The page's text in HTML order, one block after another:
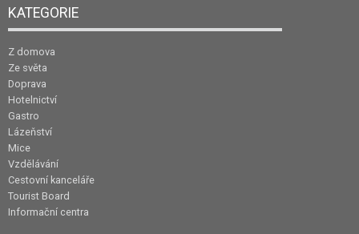
KATEGORIE
Z domova
Ze světa
Doprava
Hotelnictví
Gastro
Lázeňství
Mice
Vzdělávání
Cestovní kanceláře
Tourist Board
Informační centra